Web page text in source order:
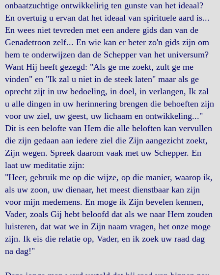
onbaatzuchtige ontwikkelirig ten gunste van het ideaal?
En overtuig u ervan dat het ideaal van spirituele aard is...
En wees niet tevreden met een andere gids dan van de
Genadetroon zelf... En wie kan er beter zo'n gids zijn om
hem te onderwijzen dan de Schepper van het universum?
Want Hij heeft gezegd: "Als ge me zoekt, zult ge me
vinden" en "Ik zal u niet in de steek laten" maar als ge
oprecht zijt in uw bedoeling, in doel, in verlangen, Ik zal
u alle dingen in uw herinnering brengen die behoeften zijn
voor uw ziel, uw geest, uw lichaam en ontwikkeling..."
Dit is een belofte van Hem die alle beloften kan vervullen
die zijn gedaan aan iedere ziel die Zijn aangezicht zoekt,
Zijn wegen. Spreek daarom vaak met uw Schepper. En
laat uw meditatie zijn:
"Heer, gebruik me op die wijze, op die manier, waarop ik,
als uw zoon, uw dienaar, het meest dienstbaar kan zijn
voor mijn medemens. En moge ik Zijn bevelen kennen,
Vader, zoals Gij hebt beloofd dat als we naar Hem zouden
luisteren, dat wat we in Zijn naam vragen, het onze moge
zijn. Ik eis die relatie op, Vader, en ik zoek uw raad dag
na dag!"